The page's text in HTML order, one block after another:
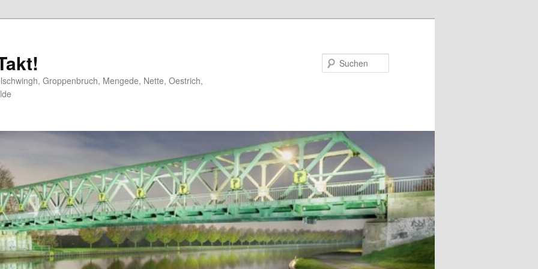
Groppenbruch, Mengede, Nette, Oestrich,